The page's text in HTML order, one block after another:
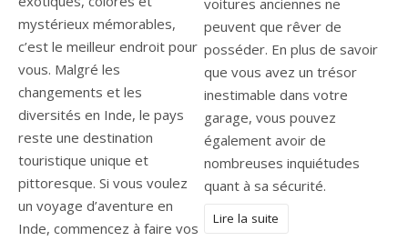
mystérieux mémorables,
c’est le meilleur endroit pour
vous. Malgré les
changements et les
diversités en Inde, le pays
reste une destination
touristique unique et
pittoresque. Si vous voulez
un voyage d’aventure en
Inde, commencez à faire vos
peuvent que rêver de
posséder. En plus de savoir
que vous avez un trésor
inestimable dans votre
garage, vous pouvez
également avoir de
nombreuses inquiétudes
quant à sa sécurité.
Lire la suite